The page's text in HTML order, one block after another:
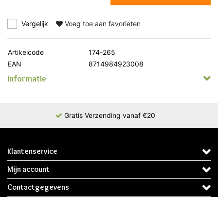
Vergelijk Voeg toe aan favorieten
Artikelcode
174-265
EAN
8714984923008
Informatie
Gratis Verzending vanaf €20
Klantenservice
Mijn account
Contactgegevens